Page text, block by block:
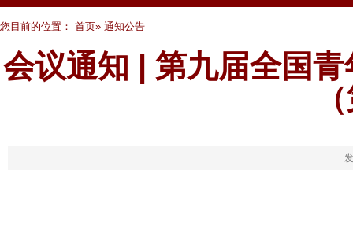
您目前的位置： 首页» 通知公告
会议通知 | 第九届全国